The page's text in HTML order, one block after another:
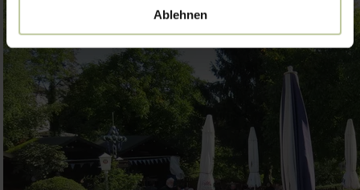
Ablehnen